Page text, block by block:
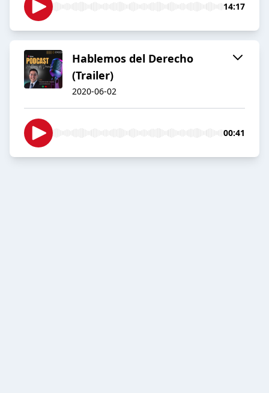
14:17
Hablemos del Derecho
(Trailer)
2020-06-02
00:41